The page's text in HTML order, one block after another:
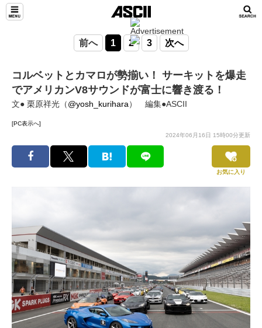
前へ 1 2 3 次へ
コルベットとカマロが勢揃い！ サーキットを爆走
でアメリカンV8サウンドが富士に響き渡る！
文● 栗原祥光（@yosh_kurihara） 編集●ASCII
[PC表示へ]
2024年06月16日 15時00分更新
お気に入り